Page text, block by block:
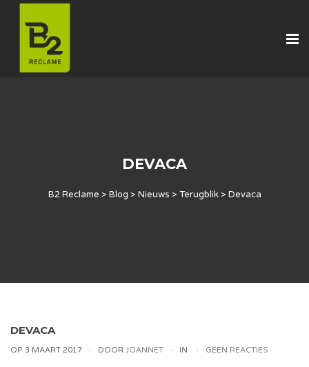
DEVACA
B2 Reclame > Blog > Nieuws > Terugblik> Devaca
DEVACA
OP 3 MAART 2017 DOOR JOANNET IN GEEN REACTIES